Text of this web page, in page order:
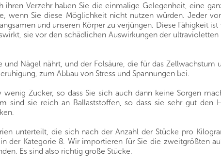
Verzehr haben Sie die einmalige Gelegenheit, eine
wenn Sie diese Möglichkeit nicht nutzen würden. Jeder
und unseren Körper zu verjüngen. Diese Fähigkeit
sie vor den schädlichen Auswirkungen der
Nägel nährt, und der Folsäure, die für das Zellwachstum
zum Abbau von Stress und Spannungen bei.
Zucker, so dass Sie sich auch dann keine Sorgen
sind sie reich an Ballaststoffen, so dass sie sehr gut den
unterteilt, die sich nach der Anzahl der Stücke pro
der Kategorie 8. Wir importieren für Sie die zweitgrößten
Es sind also richtig große Stücke.